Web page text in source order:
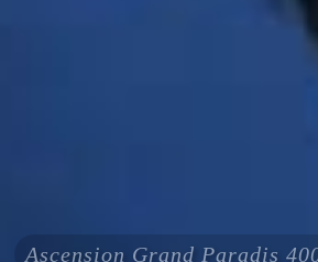
Ascension Grand Paradis